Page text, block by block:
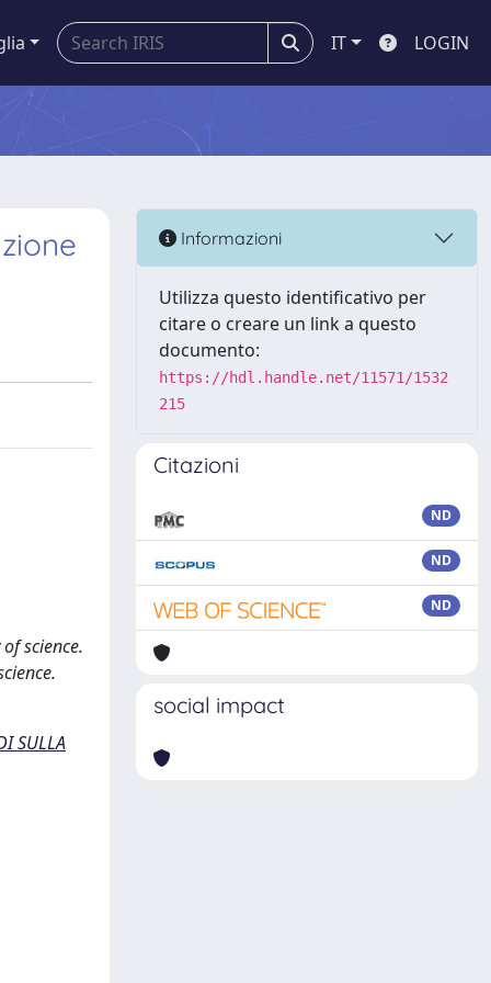
IT LOGIN
science.
SULLA
Informazioni
Utilizza questo identificativo per
citare o creare un link a questo
documento:
https://hdl.handle.net/11571/1532
215
Citazioni
ND
ND
ND
social impact